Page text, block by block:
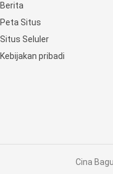
Berita
Peta Situs
Situs Seluler
Kebijakan pribadi
Cina